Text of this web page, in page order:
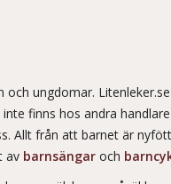
och ungdomar. Litenleker.se
finns hos andra
Allt från att barnet är
av barnsängar och